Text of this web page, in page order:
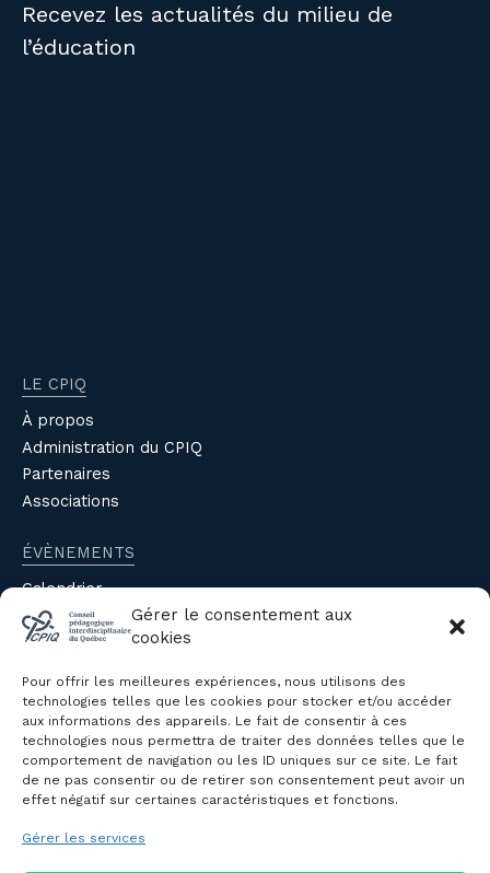
Gérer le consentement aux
cookies
Pour offrir les meilleures expériences, nous utilisons des
technologies telles que les cookies pour stocker et/ou accéder
aux informations des appareils. Le fait de consentir à ces
technologies nous permettra de traiter des données telles que le
comportement de navigation ou les ID uniques sur ce site. Le fait
de ne pas consentir ou de retirer son consentement peut avoir un
effet négatif sur certaines caractéristiques et fonctions.
Gérer les services
Recevez les actualités du milieu de
l’éducation
LE CPIQ
À propos
Administration du CPIQ
Partenaires
Associations
ÉVÈNEMENTS
Calendrier
Évènements du CPIQ
Revue
Avis et mémoires
Autres publications
NOUS JOINDRE
Politique de confidentialité des